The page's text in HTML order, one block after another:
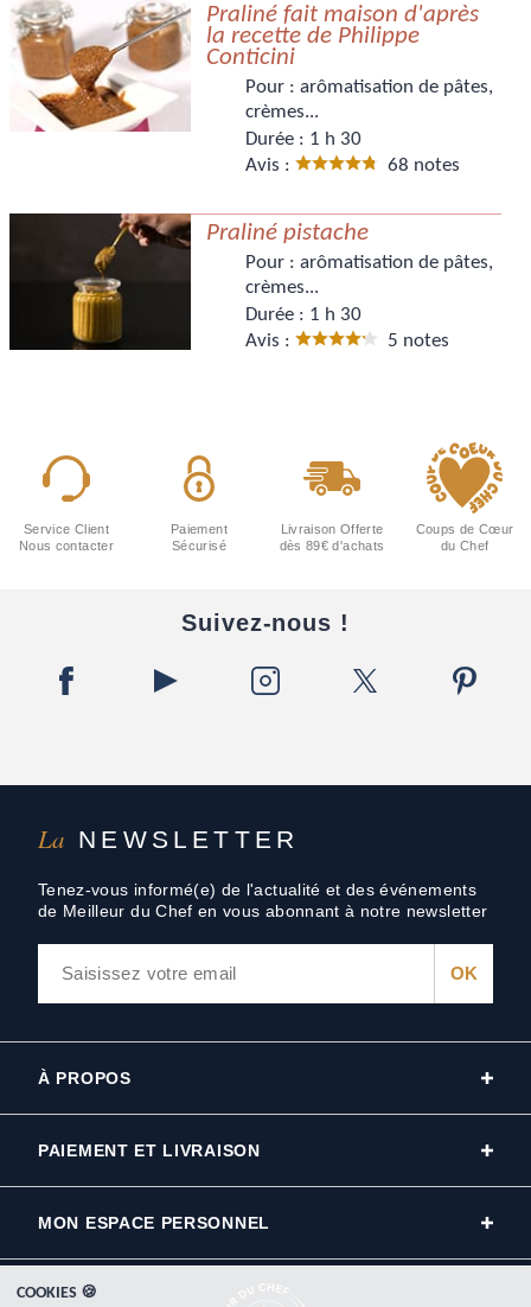
Praliné fait maison d'après
la recette de Philippe
Conticini
Pour :arômatisation de pâtes,
crèmes...
Durée : 1 h 30
Avis :
68 notes
Praliné pistache
Pour :arômatisation de pâtes,
crèmes...
Durée : 1 h 30
Avis :
5 notes
La NEWSLETTER
Tenez-vous informé(e) de l'actualité et des événements
de Meilleur du Chef en vous abonnant à notre newsletter
Service Client
Nous contacter
Paiement
Sécurisé
Livraison Offerte
dès 89€ d'achats
Coups de Cœur
du Chef
Suivez-nous !
À PROPOS
PAIEMENT ET LIVRAISON
MON ESPACE PERSONNEL
COOKIES 🍪